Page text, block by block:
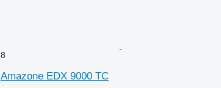
8
Amazone EDX 9000 TC